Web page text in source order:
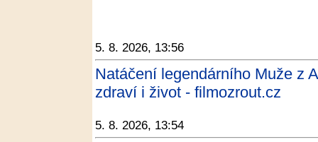
5. 8. 2026, 13:56
Natáčení legendárního Muže z
zdraví i život - filmozrout.cz
5. 8. 2026, 13:54